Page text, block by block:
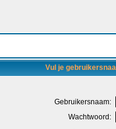
Vul je
Gebruikersnaam:
Wachtwoord: